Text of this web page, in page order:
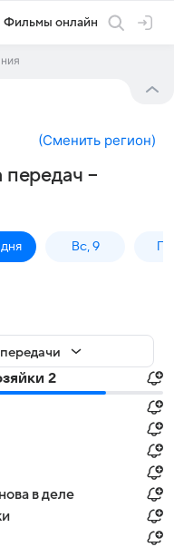
Фильмы онлайн
(Сменить регион)
–
Вс, 9
2
в деле